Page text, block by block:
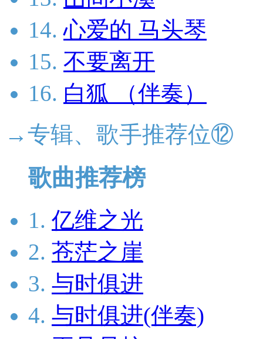
14. 心爱的 马头琴
15. 不要离开
16. 白狐 （伴奏）
→专辑、歌手推荐位⑫
歌曲推荐榜
1. 亿维之光
2. 苍茫之崖
3. 与时俱进
4. 与时俱进(伴奏)